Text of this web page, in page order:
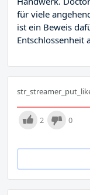
für viele
ist ein Beweis
Entschlossenheit
2 0